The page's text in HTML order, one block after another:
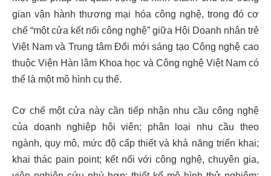
gian vận hành thương mại hóa công nghệ, trong đó cơ
chế “một cửa kết nối công nghệ” giữa Hội Doanh nhân trẻ
Việt Nam và Trung tâm Đổi mới sáng tạo Công nghệ cao
thuộc Viện Hàn lâm Khoa học và Công nghệ Việt Nam có
thể là một mô hình cụ thể.
Cơ chế một cửa này cần tiếp nhận nhu cầu công nghệ
của doanh nghiệp hội viên; phân loại nhu cầu theo
ngành, quy mô, mức độ cấp thiết và khả năng triển khai;
khai thác pain point; kết nối với công nghệ, chuyên gia,